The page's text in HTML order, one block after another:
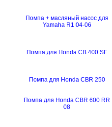
Помпа + масляный насос для
Yamaha R1 04-06
Помпа для Honda CB 400 SF
Помпа для Honda CBR 250
Помпа для Honda CBR 600 RR
08